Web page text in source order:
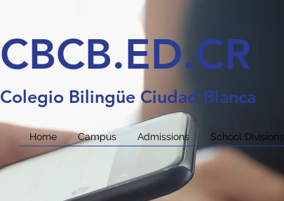
CBCB.ED.CR
Colegio Bilingüe Ciudad Blanca
Home Campus Admissions School Divisions